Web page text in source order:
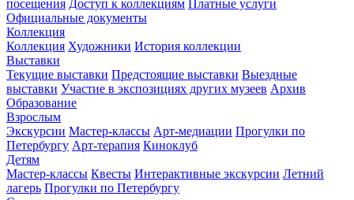
посещения Доступ к коллекциям Платные услуги
Официальные документы
Коллекция
Коллекция Художники История коллекции
Выставки
Текущие выставки Предстоящие выставки Выездные
выставки Участие в экспозициях других музеев Архив
Образование
Взрослым
Экскурсии Мастер-классы Арт-медиации Прогулки по
Петербургу Арт-терапия Киноклуб
Детям
Мастер-классы Квесты Интерактивные экскурсии Летний
лагерь Прогулки по Петербургу